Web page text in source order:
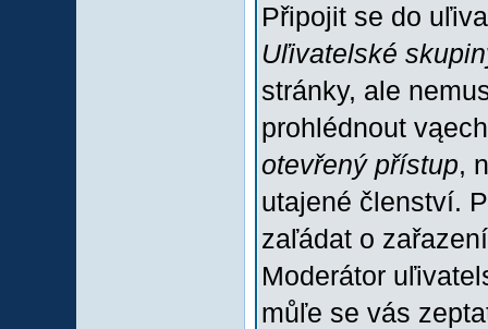
Připojit se do
Uľivatelské
stránky, ale
prohlédnout
otevřený přístup,
utajené členství.
zaľádat o
Moderátor
můľe se vás